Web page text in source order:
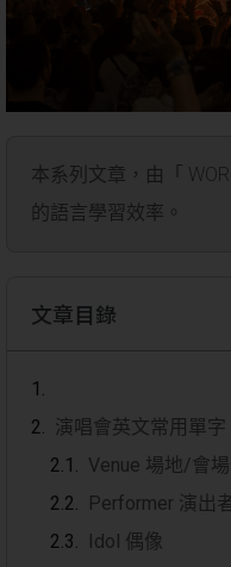
本系列文章，由「
的語言學習效率。
文章目錄
演唱會英文常用單字
Venue 場地/會場
Performer 演出
Idol 偶像